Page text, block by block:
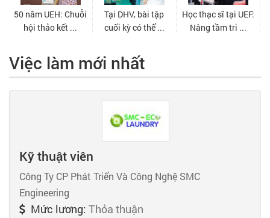
Việc làm mới nhất
Kỹ thuật viên
Công Ty CP Phát Triển Và Công Nghệ SMC
Engineering
Mức lương: Thỏa thuận